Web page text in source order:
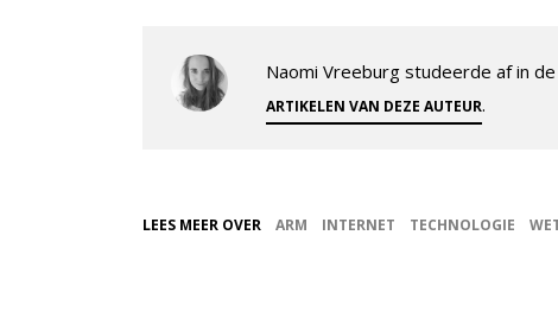
Naomi Vreeburg studeerde af in
ARTIKELEN VAN DEZE AUTEUR.
LEES MEER OVER ARM INTERNET TECHNOLOGIE